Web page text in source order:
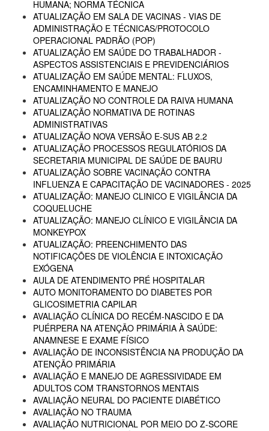
HUMANA; NORMA TÉCNICA
ATUALIZAÇÃO EM SALA DE VACINAS - VIAS DE
ADMINISTRAÇÃO E TÉCNICAS/PROTOCOLO
OPERACIONAL PADRÃO (POP)
ATUALIZAÇÃO EM SAÚDE DO TRABALHADOR -
ASPECTOS ASSISTENCIAIS E PREVIDENCIÁRIOS
ATUALIZAÇÃO EM SAÚDE MENTAL: FLUXOS,
ENCAMINHAMENTO E MANEJO
ATUALIZAÇÃO NO CONTROLE DA RAIVA HUMANA
ATUALIZAÇÃO NORMATIVA DE ROTINAS
ADMINISTRATIVAS
ATUALIZAÇÃO NOVA VERSÃO E-SUS AB 2.2
ATUALIZAÇÃO PROCESSOS REGULATÓRIOS DA
SECRETARIA MUNICIPAL DE SAÚDE DE BAURU
ATUALIZAÇÃO SOBRE VACINAÇÃO CONTRA
INFLUENZA E CAPACITAÇÃO DE VACINADORES - 2025
ATUALIZAÇÃO: MANEJO CLINICO E VIGILÂNCIA DA
COQUELUCHE
ATUALIZAÇÃO: MANEJO CLÍNICO E VIGILÂNCIA DA
MONKEYPOX
ATUALIZAÇÃO: PREENCHIMENTO DAS
NOTIFICAÇÕES DE VIOLÊNCIA E INTOXICAÇÃO
EXÓGENA
AULA DE ATENDIMENTO PRÉ HOSPITALAR
AUTO MONITORAMENTO DO DIABETES POR
GLICOSIMETRIA CAPILAR
AVALIAÇÃO CLÍNICA DO RECÉM-NASCIDO E DA
PUÉRPERA NA ATENÇÃO PRIMÁRIA À SAÚDE:
ANAMNESE E EXAME FÍSICO
AVALIAÇÃO DE INCONSISTÊNCIA NA PRODUÇÃO DA
ATENÇÃO PRIMÁRIA
AVALIAÇÃO E MANEJO DE AGRESSIVIDADE EM
ADULTOS COM TRANSTORNOS MENTAIS
AVALIAÇÃO NEURAL DO PACIENTE DIABÉTICO
AVALIAÇÃO NO TRAUMA
AVALIAÇÃO NUTRICIONAL POR MEIO DO Z-SCORE